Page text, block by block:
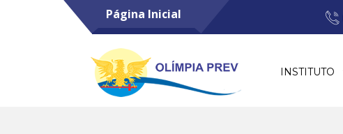
Página Inicial
INSTITUTO